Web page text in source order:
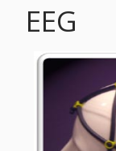
EEG